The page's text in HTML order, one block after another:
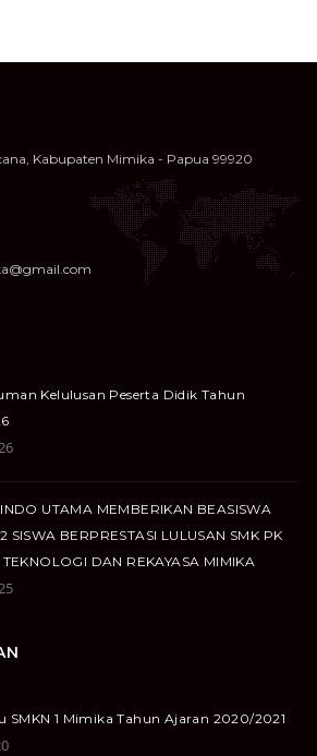
Kabupaten Mimika - Papua 99920
Kelulusan Peserta Didik Tahun
UTAMA MEMBERIKAN BEASISWA
SISWA BERPRESTASI LULUSAN SMK PK
TEKNOLOGI DAN REKAYASA MIMIKA
SMKN 1 Mimika Tahun Ajaran 2020/2021